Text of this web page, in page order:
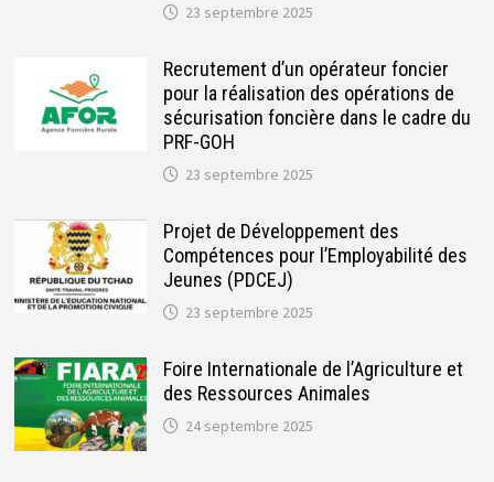
23 septembre 2025
Recrutement d’un opérateur foncier
pour la réalisation des opérations de
sécurisation foncière dans le cadre du
PRF-GOH
23 septembre 2025
Projet de Développement des
Compétences pour l’Employabilité des
Jeunes (PDCEJ)
23 septembre 2025
Foire Internationale de l’Agriculture et
des Ressources Animales
24 septembre 2025